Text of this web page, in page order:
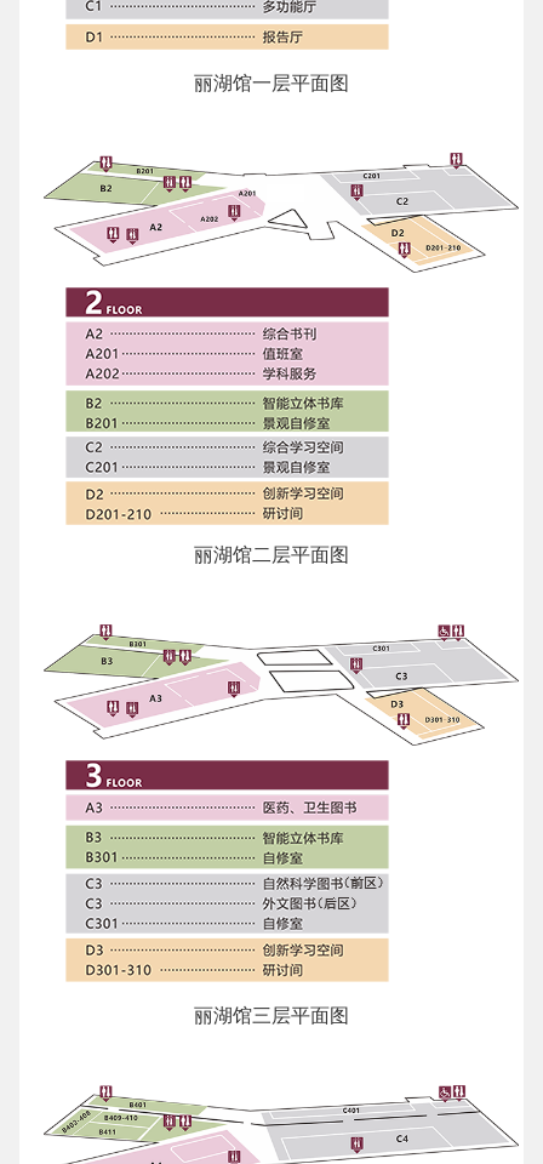
丽湖馆一层平面图
丽湖馆二层平面图
丽湖馆三层平面图